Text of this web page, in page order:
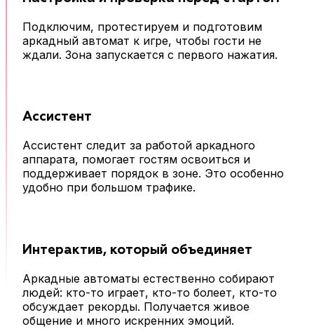
Подключим, протестируем и подготовим
аркадный автомат к игре, чтобы гости не
ждали. Зона запускается с первого нажатия.
Ассистент
Ассистент следит за работой аркадного
аппарата, помогает гостям освоиться и
поддерживает порядок в зоне. Это особенно
удобно при большом трафике.
Интерактив, который объединяет
Аркадные автоматы естественно собирают
людей: кто-то играет, кто-то болеет, кто-то
обсуждает рекорды. Получается живое
общение и много искренних эмоций.